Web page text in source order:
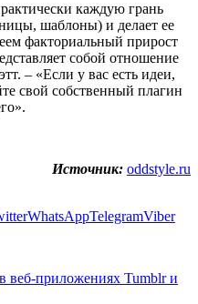
каждую грань
шаблоны) и делает ее
факториальный прирост
собой отношение
– «Если у вас есть идеи,
свой собственный плагин
Источник: oddstyle.ru
WhatsAppTelegramViber
веб-приложениях Tumblr и